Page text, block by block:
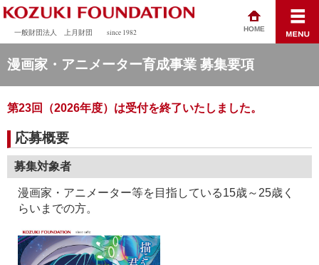
一般財団法人 上月財団 since 1982 HOME
漫画家・アニメーター育成事業 募集要項
第23回（2026年度）は受付を終了いたしました。
応募概要
募集対象者
漫画家・アニメーター等を目指している15歳～25歳く
らいまでの方。